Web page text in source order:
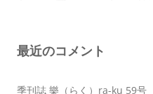
最近のコメント
季刊誌 樂（らく）ra-ku 59